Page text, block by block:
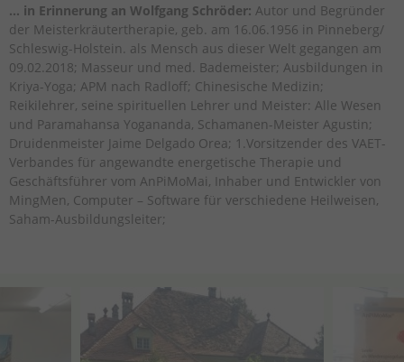
… in Erinnerung an Wolfgang Schröder: Autor und Begründer
der Meisterkräutertherapie, geb. am 16.06.1956 in Pinneberg/
Schleswig-Holstein. als Mensch aus dieser Welt gegangen am
09.02.2018; Masseur und med. Bademeister; Ausbildungen in
Kriya-Yoga; APM nach Radloff; Chinesische Medizin;
Reikilehrer, seine spirituellen Lehrer und Meister: Alle Wesen
und Paramahansa Yogananda, Schamanen-Meister Agustin;
Druidenmeister Jaime Delgado Orea; 1.Vorsitzender des VAET-
Verbandes für angewandte energetische Therapie und
Geschäftsführer vom AnPiMoMai, Inhaber und Entwickler von
MingMen, Computer – Software für verschiedene Heilweisen,
Saham-Ausbildungsleiter;